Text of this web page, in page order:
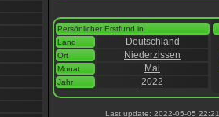
Persönlicher Erstfund in
Land
Deutschland
Ort Niederzissen
Monat Mai
Jahr 2022
Last update: 2022-05-05